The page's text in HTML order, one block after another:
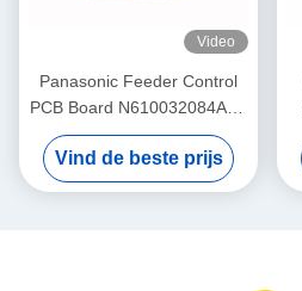
Video
Panasonic Feeder Control
PCB Board N610032084AA /
KXF0DWTHA00 (MC12CX-
5) – Voor CM402 CM602
NPM 8mm / 12mm / 16mm
Vind de beste prijs